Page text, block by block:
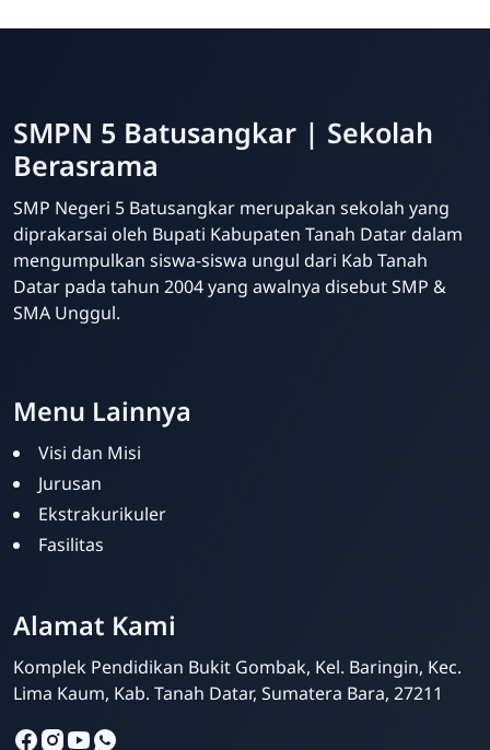
SMPN 5 Batusangkar | Sekolah
Berasrama
SMP Negeri 5 Batusangkar merupakan sekolah yang
diprakarsai oleh Bupati Kabupaten Tanah Datar dalam
mengumpulkan siswa-siswa ungul dari Kab Tanah
Datar pada tahun 2004 yang awalnya disebut SMP &
SMA Unggul.
Menu Lainnya
Visi dan Misi
Jurusan
Ekstrakurikuler
Fasilitas
Alamat Kami
Komplek Pendidikan Bukit Gombak, Kel. Baringin, Kec.
Lima Kaum, Kab. Tanah Datar, Sumatera Bara, 27211